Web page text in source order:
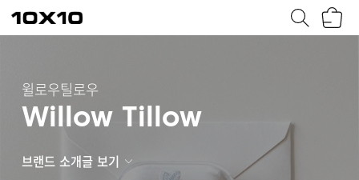
텐
바
윌로우틸로우
Willow Tillow
브랜드 소개글 보기